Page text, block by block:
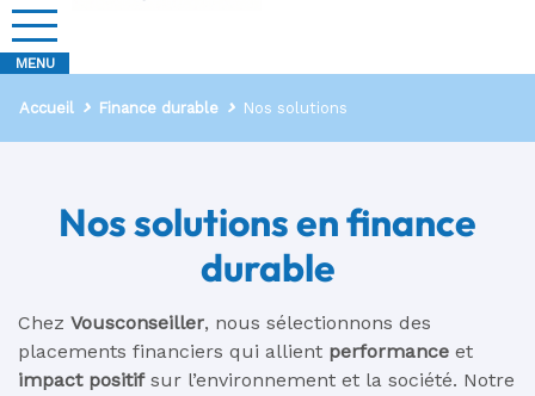
Accueil Finance durable Nos solutions
Nos solutions en finance
durable
Chez Vousconseiller, nous sélectionnons des
placements financiers qui allient performance et
impact positifsur l’environnement et la société. Notre